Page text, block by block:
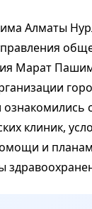
Алматы
Марат
клиник,
и